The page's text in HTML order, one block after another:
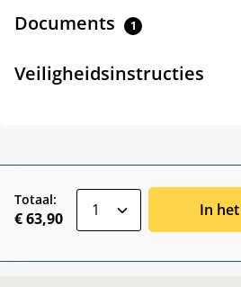
Documents 1
Veiligheidsinstructies
Totaal:
€ 63,90 In